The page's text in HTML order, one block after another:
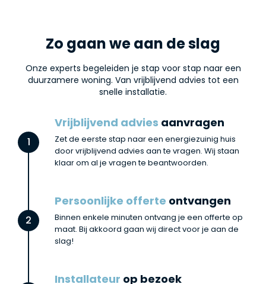
Zo gaan we aan de slag
Onze experts begeleiden je stap voor stap naar een
duurzamere woning. Van vrijblijvend advies tot een
snelle installatie.
Vrijblijvend advies aanvragen
Zet de eerste stap naar een energiezuinig huis
door vrijblijvend advies aan te vragen. Wij staan
klaar om al je vragen te beantwoorden.
1
Persoonlijke offerte ontvangen
Binnen enkele minuten ontvang je een offerte op
maat. Bij akkoord gaan wij direct voor je aan de
slag!
2
Installateur op bezoek